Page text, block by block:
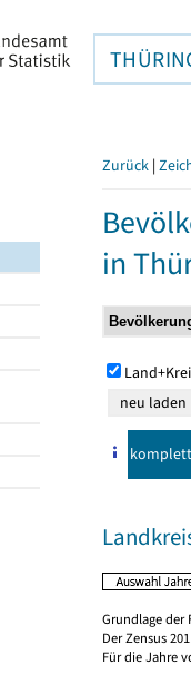
Zurück |
in
komplett
Grundlage der
Der Zensus
Für die Jahre